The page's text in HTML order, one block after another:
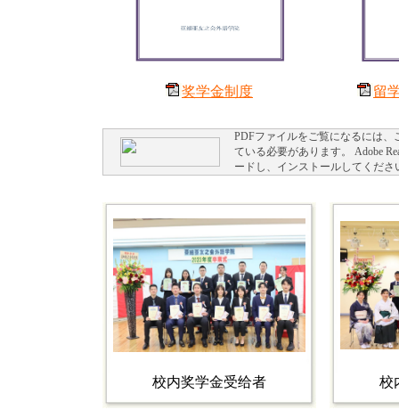
奖学金制度 留
PDFファイルをご覧になるには、
ている必要があります。 Adobe
ードし、インストールしてくださ
校内奖学金受给者 校